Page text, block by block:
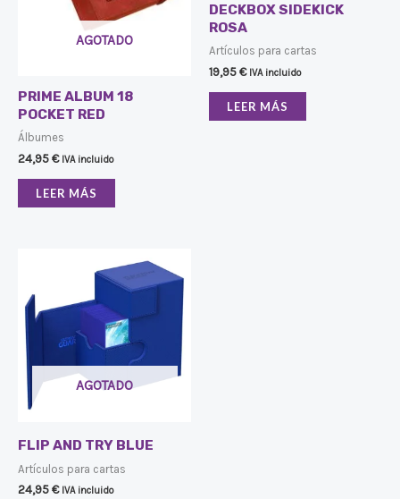
AGOTADO
PRIME ALBUM 18
POCKET RED
Álbumes
24,95€ IVA incluido
LEER MÁS
DECKBOX SIDEKICK
ROSA
Artículos para cartas
19,95€ IVA incluido
LEER MÁS
AGOTADO
FLIP AND TRY BLUE
Artículos para cartas
24,95€ IVA incluido